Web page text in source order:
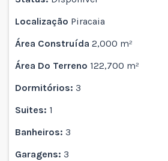
Localização Piracaia
Área Construída
2,000 m²
Área Do Terreno
122,700 m²
Dormitórios: 3
Suites: 1
Banheiros: 3
Garagens: 3